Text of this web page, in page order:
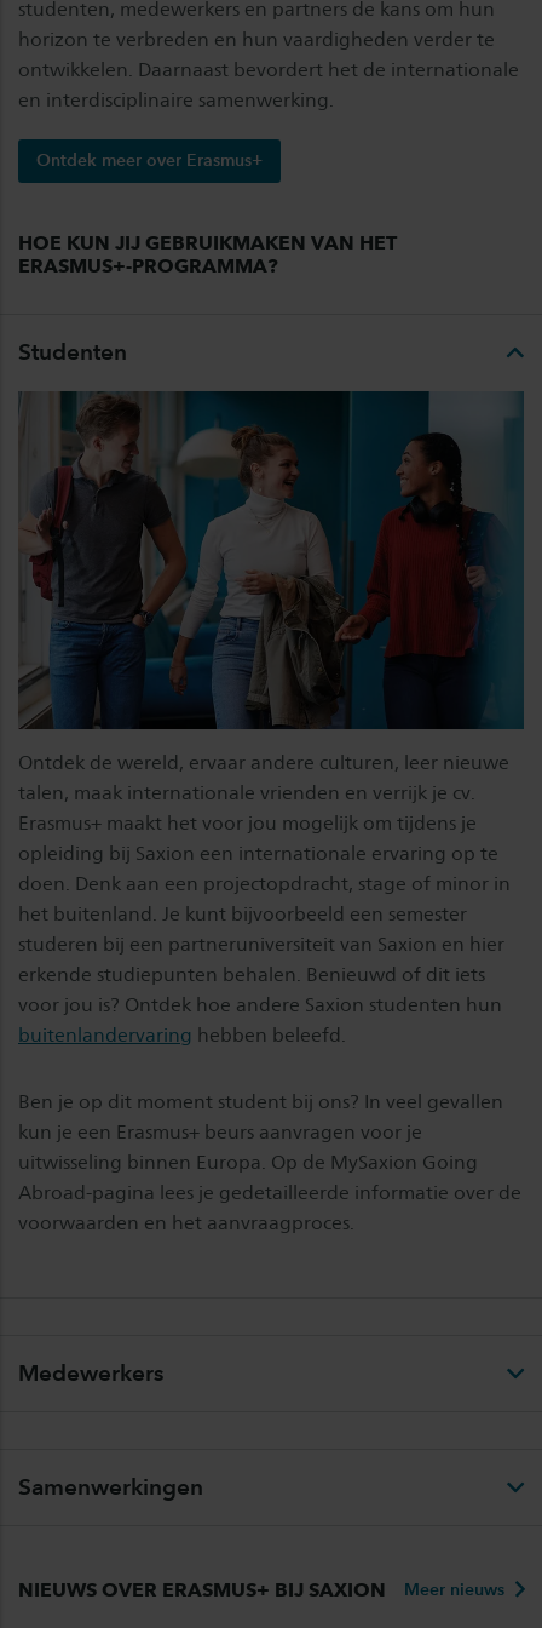
studenten, medewerkers en partners de kans om hun
horizon te verbreden en hun vaardigheden verder te
ontwikkelen. Daarnaast bevordert het de internationale
en interdisciplinaire samenwerking.
Ontdek meer over Erasmus+
HOE KUN JIJ GEBRUIKMAKEN VAN HET
ERASMUS+-PROGRAMMA?
Studenten
Ontdek de wereld, ervaar andere culturen, leer nieuwe
talen, maak internationale vrienden en verrijk je cv.
Erasmus+ maakt het voor jou mogelijk om tijdens je
opleiding bij Saxion een internationale ervaring op te
doen. Denk aan een projectopdracht, stage of minor in
het buitenland. Je kunt bijvoorbeeld een semester
studeren bij een partneruniversiteit van Saxion en hier
erkende studiepunten behalen. Benieuwd of dit iets
voor jou is? Ontdek hoe andere Saxion studenten hun
buitenlandervaring hebben beleefd.
Ben je op dit moment student bij ons? In veel gevallen
kun je een Erasmus+ beurs aanvragen voor je
uitwisseling binnen Europa. Op de MySaxion Going
Abroad-pagina lees je gedetailleerde informatie over de
voorwaarden en het aanvraagproces.
Medewerkers
Samenwerkingen
NIEUWS OVER ERASMUS+ BIJ SAXION Meer nieuws